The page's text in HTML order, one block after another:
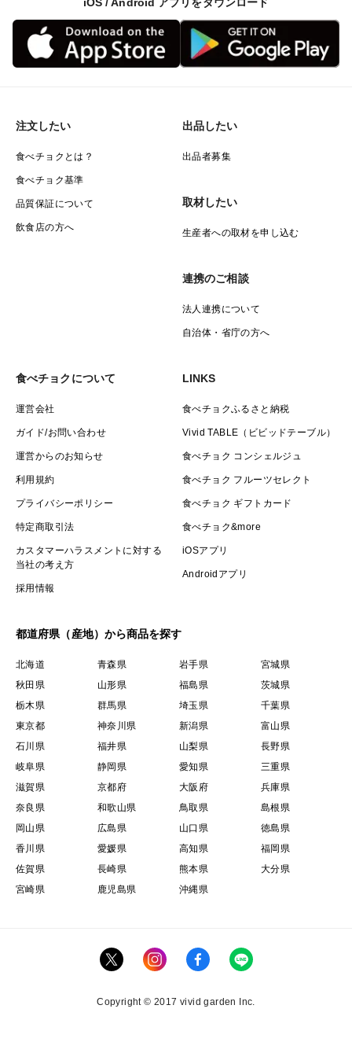
注文したい
食べチョクとは？
食べチョク基準
品質保証について
飲食店の方へ
出品したい
出品者募集
取材したい
生産者への取材を申し込む
連携のご相談
法人連携について
自治体・省庁の方へ
食べチョクについて
運営会社
ガイド/お問い合わせ
運営からのお知らせ
利用規約
プライバシーポリシー
特定商取引法
カスタマーハラスメントに対する
当社の考え方
採用情報
LINKS
食べチョクふるさと納税
Vivid TABLE（ビビッドテーブル）
食べチョク コンシェルジュ
食べチョク フルーツセレクト
食べチョク ギフトカード
食べチョク&more
iOSアプリ
Androidアプリ
都道府県（産地）から商品を探す
北海道 青森県 岩手県
宮城県
秋田県
山形県 福島県
茨城県
栃木県
群馬県 埼玉県
千葉県
東京都
神奈川県 新潟県
富山県
石川県
福井県 山梨県
長野県
岐阜県
静岡県 愛知県
三重県
滋賀県
京都府 大阪府
兵庫県
奈良県
和歌山県 鳥取県
島根県
岡山県
広島県 山口県
徳島県
香川県
愛媛県 高知県
福岡県
佐賀県
長崎県 熊本県
大分県
宮崎県
鹿児島県 沖縄県
Copyright © 2017 vivid garden Inc.